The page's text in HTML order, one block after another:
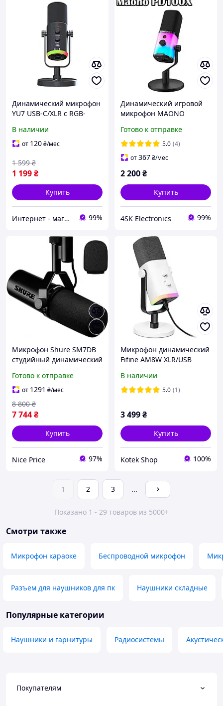
Динамический микрофон
YU7 USB-C/XLR с RGB-
В наличии
от 120₴/мес
1 199₴
1 599 ₴
Купить
Интернет - магазин "Балу" 99%
Динамический игровой
микрофон MAONO
Готово к отправке
5.0 (4)
от367₴/мес
2 200₴
Купить
4SK Electronics 99%
Микрофон Shure SM7DB
студийный динамический
Б/У
Готово к отправке
от 1291 ₴/мес
7 744₴
8 800 ₴
Купить
Nice Price 97%
Микрофон динамический
Fifine AM8W XLR/USB
В наличии
5.0 (1)
3 499₴
Купить
Kotek Shop 100%
1 2 3 ...
Показано 1 - 29 товаров из 5000+
Смотри также
Микрофон караоке Беспроводной микрофон
Разъем для наушников для пк Наушники складные
Популярные категории
Наушники и гарнитуры Радиосистемы
Покупателям